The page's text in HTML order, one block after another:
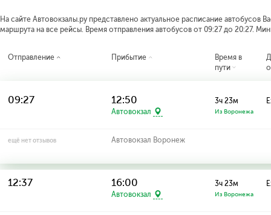
На сайте Автовокзалы.ру представлено актуальное расписание автобусов
маршрута на все рейсы. Время отправления автобусов от 09:27 до 20:27.
Отправление Прибытие
Время в
пути
09:27 12:50
Автовокзал
3ч 23м
Из Воронежа
ещё нет отзывов Автовокзал Воронеж
12:37 16:00
Автовокзал
3ч 23м
Из Воронежа